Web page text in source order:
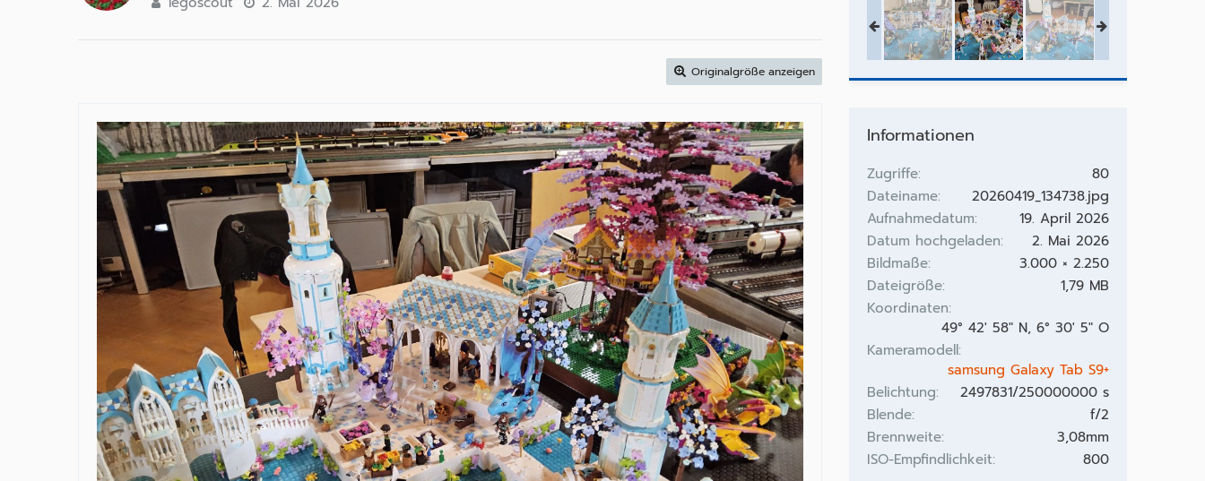
Originalgröße anzeigen
Informationen
Zugriffe
80
Dateiname
20260419_134738.jpg
Aufnahmedatum
19. April 2026
Datum hochgeladen
2. Mai 2026
Bildmaße
3.000 × 2.250
Dateigröße
1,79 MB
Koordinaten
49° 42' 58" N, 6° 30' 5" O
Kameramodell
samsung Galaxy Tab S9+
Belichtung
2497831/250000000 s
Blende
f/2
Brennweite
3,08mm
ISO-Empfindlichkeit
800